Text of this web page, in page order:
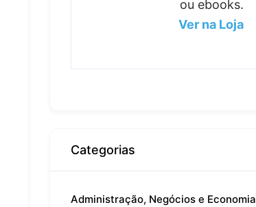
ou ebooks.
Ver na Loja
Categorias
Administração, Negócios e Economia